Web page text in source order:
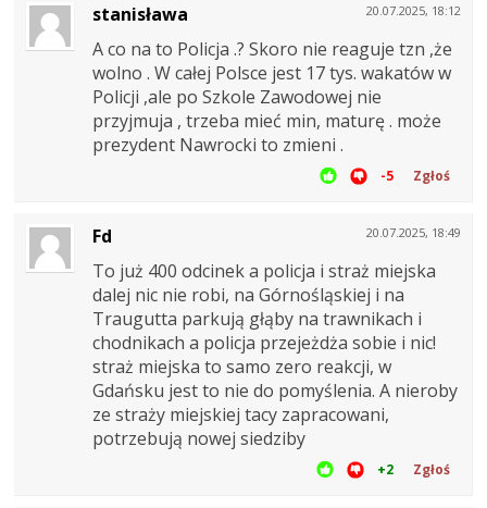
20.07.2025, 18:12
stanisława
A co na to Policja .? Skoro nie reaguje tzn ,że
wolno . W całej Polsce jest 17 tys. wakatów w
Policji ,ale po Szkole Zawodowej nie
przyjmuja , trzeba mieć min, maturę . może
prezydent Nawrocki to zmieni .
-5 Zgłoś
20.07.2025, 18:49
Fd
To już 400 odcinek a policja i straż miejska
dalej nic nie robi, na Górnośląskiej i na
Traugutta parkują głąby na trawnikach i
chodnikach a policja przejeżdża sobie i nic!
straż miejska to samo zero reakcji, w
Gdańsku jest to nie do pomyślenia. A nieroby
ze straży miejskiej tacy zapracowani,
potrzebują nowej siedziby
+2 Zgłoś